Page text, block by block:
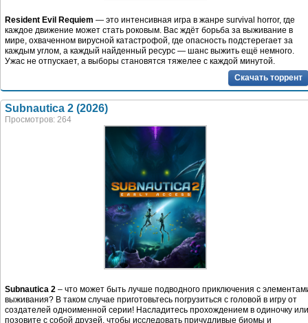
Resident Evil Requiem — это интенсивная игра в жанре survival horror, где
каждое движение может стать роковым. Вас ждёт борьба за выживание в
мире, охваченном вирусной катастрофой, где опасность подстерегает за
каждым углом, а каждый найденный ресурс — шанс выжить ещё немного.
Ужас не отпускает, а выборы становятся тяжелее с каждой минутой.
Скачать торрент
Subnautica 2 (2026)
Просмотров: 264
Subnautica 2 – что может быть лучше подводного приключения с
выживания? В таком случае приготовьтесь погрузиться с головой в игру от
создателей одноименной серии! Насладитесь прохождением в одиночку или
позовите с собой друзей, чтобы исследовать причудливые биомы и